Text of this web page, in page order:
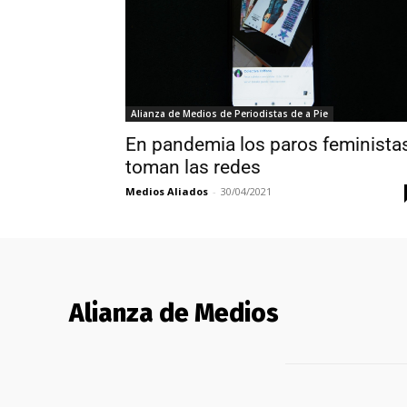
Alianza de Medios de Periodistas de a Pie
En pandemia los paros
toman las redes
Medios Aliados - 30/04/2021
Alianza de Medios